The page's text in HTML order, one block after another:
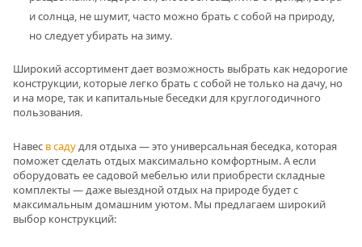
и солнца, не шумит, часто можно брать с собой на природу,
но следует убирать на зиму.
Широкий ассортимент дает возможность выбрать как недорогие
конструкции, которые легко брать с собой не только на дачу, но
и на море, так и капитальные беседки для круглогодичного
пользования.
Навес в садудля отдыха — это универсальная беседка, которая
поможет сделать отдых максимально комфортным. А если
оборудовать ее садовой мебелью или приобрести складные
комплекты — даже выездной отдых на природе будет с
максимальным домашним уютом. Мы предлагаем широкий
выбор конструкций: